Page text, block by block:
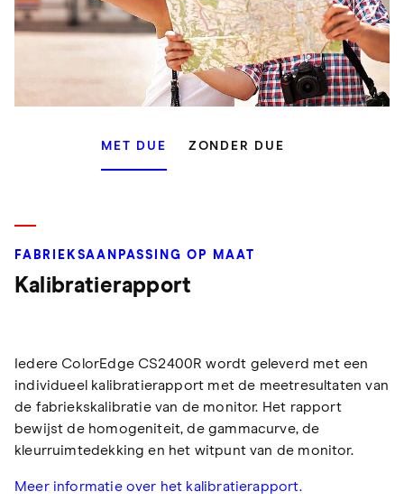
MET DUE ZONDER DUE
FABRIEKSAANPASSING OP MAAT
Kalibratierapport
Iedere ColorEdge CS2400R wordt geleverd met een
individueel kalibratierapport met de meetresultaten van
de fabriekskalibratie van de monitor. Het rapport
bewijst de homogeniteit, de gammacurve, de
kleurruimtedekking en het witpunt van de monitor.
Meer informatie over het kalibratierapport.